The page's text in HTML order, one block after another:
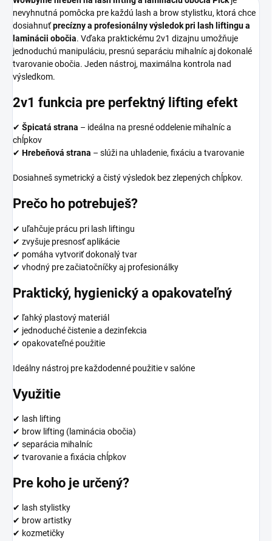
nevyhnutná pomôcka pre každú lash a brow stylistku, ktorá chce
dosiahnuťprecízny a profesionálny výsledok pri lash liftingu a
laminácii obočia. Vďaka praktickému 2v1 dizajnu umožňuje
jednoduchú manipuláciu, presnú separáciu mihalníc aj dokonalé
tvarovanie obočia. Jeden nástroj, maximálna kontrola nad
výsledkom.
2v1 funkcia pre perfektný lifting efekt
✔ Špicatá strana – ideálna na presné oddelenie mihalníc a
chĺpkov
✔ Hrebeňová strana – slúži na uhladenie, fixáciu a tvarovanie
Dosiahneš symetrický a čistý výsledok bez zlepených chĺpkov.
Prečo ho potrebuješ?
✔ uľahčuje prácu pri lash liftingu
✔ zvyšuje presnosť aplikácie
✔ pomáha vytvoriť dokonalý tvar
✔ vhodný pre začiatočníčky aj profesionálky
Praktický, hygienický a opakovateľný
✔ ľahký plastový materiál
✔ jednoduché čistenie a dezinfekcia
✔ opakovateľné použitie
Ideálny nástroj pre každodenné použitie v salóne
Využitie
✔ lash lifting
✔ brow lifting (laminácia obočia)
✔ separácia mihalníc
✔ tvarovanie a fixácia chĺpkov
Pre koho je určený?
✔ lash stylistky
✔ brow artistky
✔ kozmetičky